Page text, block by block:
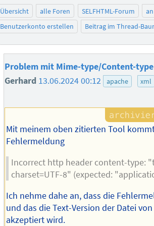
Übersicht alle Foren SELFHTML-Forum
Benutzerkonto erstellen
Beitrag im Thread-
Problem mit Mime-type/Content-type
Gerhard 13.06.2024 00:12 apache xml
Mit meinem oben zitierten Tool
Fehlermeldung
Incorrect http header content-type:
charset=UTF-8" (expected:
Ich nehme dahe an, dass die
und das die Text-Version der Datei
akzeptiert wird.